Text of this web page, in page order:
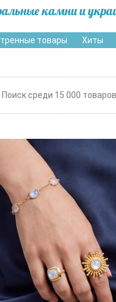
камни и
товары Хиты